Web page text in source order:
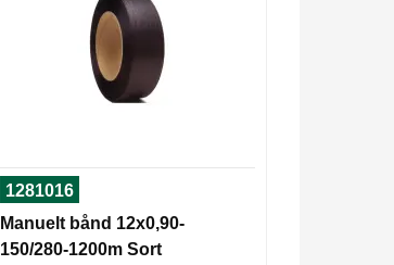
1281016
Manuelt bånd 12x0,90-
150/280-1200m Sort